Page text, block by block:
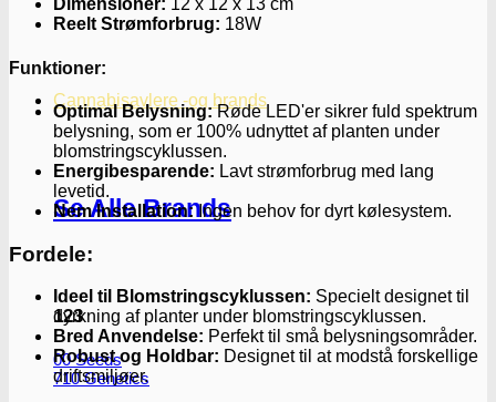
Cannabisavlere -og brands
Se Alle Brands
123
00 Seeds
710 Genetics
Dimensioner: 12 x 12 x 13 cm
Reelt Strømforbrug: 18W
Funktioner:
Optimal Belysning:Røde LED'er sikrer fuld spektrum
belysning, som er 100% udnyttet af planten under
blomstringscyklussen.
Energibesparende: Lavt strømforbrug med lang
levetid.
Nem Installation:Ingen behov for dyrt kølesystem.
Fordele:
Ideel til Blomstringscyklussen: Specielt designet til
dyrkning af planter under blomstringscyklussen.
Bred Anvendelse: Perfekt til små belysningsområder.
Robust og Holdbar: Designet til at modstå forskellige
driftsmiljøer.